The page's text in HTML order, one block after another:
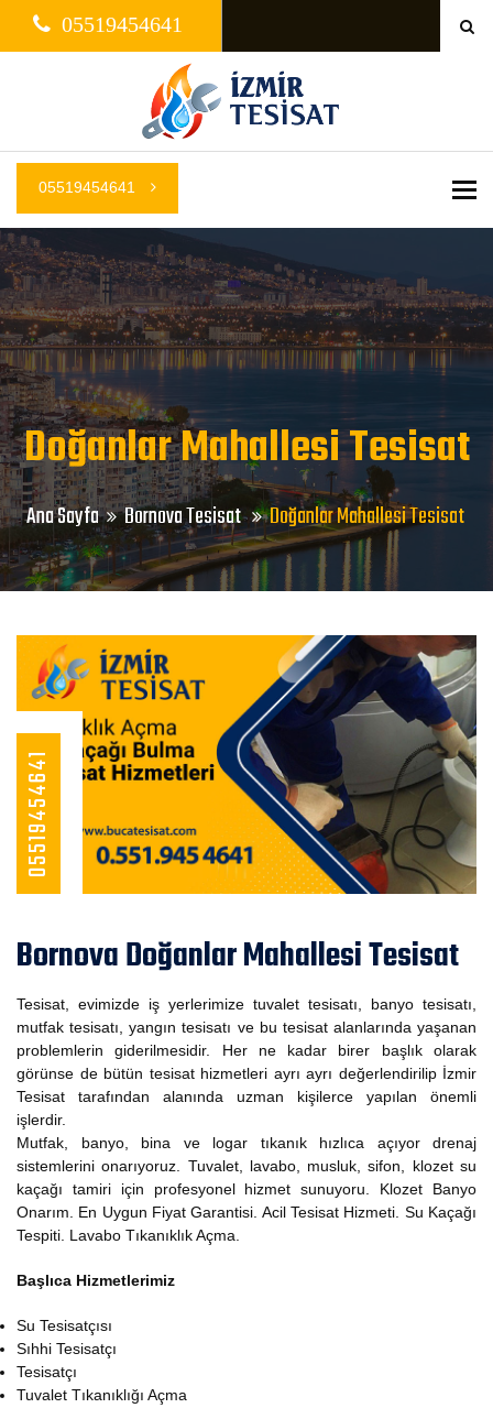
05519454641
05519454641
Doğanlar Mahallesi Tesisat
Ana Sayfa Bornova Tesisat Doğanlar Mahallesi Tesisat
05519454641
Bornova Doğanlar Mahallesi Tesisat
Tesisat, evimizde iş yerlerimize tuvalet tesisatı, banyo tesisatı,
mutfak tesisatı, yangın tesisatı ve bu tesisat alanlarında yaşanan
problemlerin giderilmesidir. Her ne kadar birer başlık olarak
görünse de bütün tesisat hizmetleri ayrı ayrı değerlendirilip İzmir
Tesisat tarafından alanında uzman kişilerce yapılan önemli
işlerdir.
Mutfak, banyo, bina ve logar tıkanık hızlıca açıyor drenaj
sistemlerini onarıyoruz. Tuvalet, lavabo, musluk, sifon, klozet su
kaçağı tamiri için profesyonel hizmet sunuyoru. Klozet Banyo
Onarım. En Uygun Fiyat Garantisi. Acil Tesisat Hizmeti. Su Kaçağı
Tespiti. Lavabo Tıkanıklık Açma.
Başlıca Hizmetlerimiz
Su Tesisatçısı
Sıhhi Tesisatçı
Tesisatçı
Tuvalet Tıkanıklığı Açma